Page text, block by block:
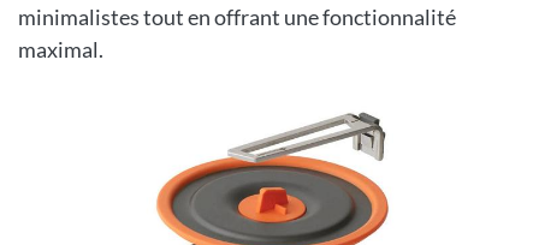
minimalistes tout en offrant une fonctionnalité
maximal.